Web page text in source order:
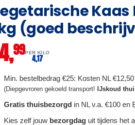
Kaas
(goed
99PER KILO
4,17
Min. bestelbedrag €25: Kosten NL
(Diepgevroren gekoeld transport!IJskoud
Gratis thuisbezorgd in NL v.a. €100 en
Kies zelf jouw bezorgdag uit tijdens het